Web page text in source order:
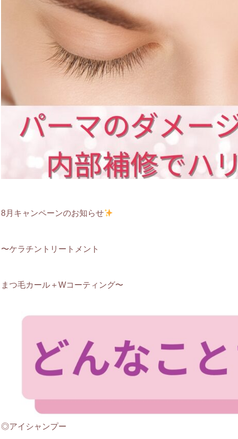
8月キャンペーンのお知らせ
〜ケラチントリートメント
まつ毛カール＋Wコーティング〜
◎アイシャンプー